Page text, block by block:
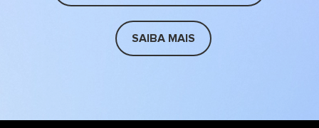
SAIBA MAIS